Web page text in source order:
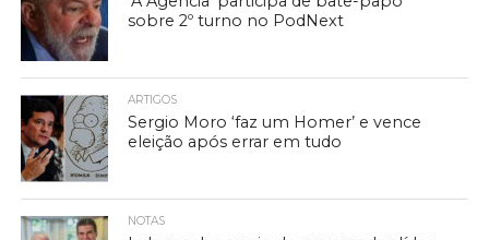
sobre 2º turno no PodNext
ARTIGOS
Sergio Moro ‘faz um Homer’ e vence
eleição após errar em tudo
NOTAS